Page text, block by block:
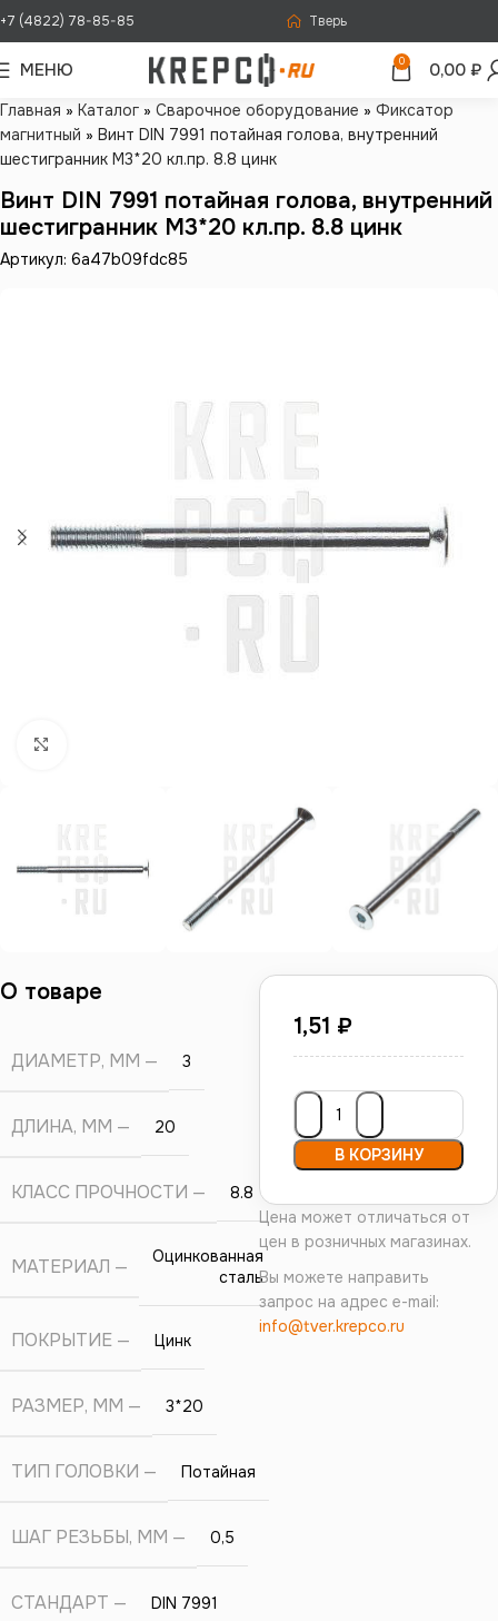
+7 (4822) 78-85-85 Тверь
МЕНЮ 0 0,00 ₽
Главная » Каталог » Сварочное оборудование » Фиксатор
магнитный » Винт DIN 7991 потайная голова, внутренний
шестигранник М3*20 кл.пр. 8.8 цинк
Винт DIN 7991 потайная голова, внутренний
шестигранник М3*20 кл.пр. 8.8 цинк
Артикул: 6a47b09fdc85
1,51 ₽
В КОРЗИНУ
Цена может отличаться от
цен в розничных магазинах.
Вы можете направить
запрос на адрес e-mail:
info@tver.krepco.ru
О товаре
ДИАМЕТР, ММ 3
ДЛИНА, ММ 20
КЛАСС ПРОЧНОСТИ 8.8
МАТЕРИАЛ
Оцинкованная
сталь
ПОКРЫТИЕ Цинк
РАЗМЕР, ММ 3*20
ТИП ГОЛОВКИ Потайная
ШАГ РЕЗЬБЫ, ММ 0,5
СТАНДАРТ DIN 7991